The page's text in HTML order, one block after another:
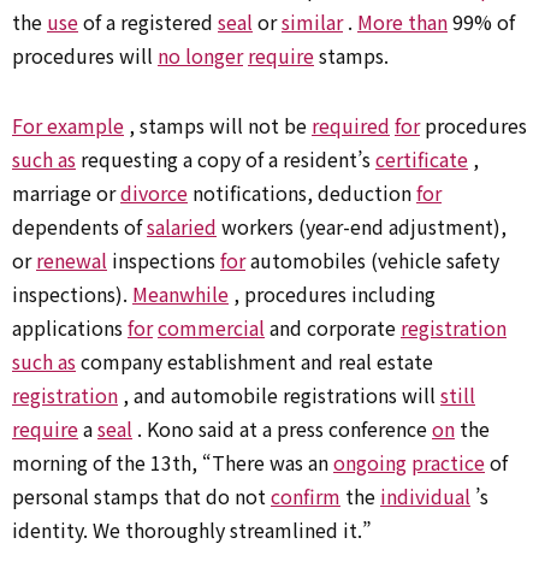
the useof a registered seal orsimilar. More than99% of
procedures will no longer requirestamps.
For example , stamps will not be required forprocedures
such as requesting a copy of a resident’scertificate ,
marriage ordivorce notifications, deductionfor
dependents ofsalaried workers (year-end adjustment),
orrenewal inspectionsforautomobiles (vehicle safety
inspections). Meanwhile , procedures including
applicationsforcommercial and corporate registration
such as company establishment and real estate
registration , and automobile registrations will still
requireaseal . Kono said at a press conferenceon the
morning of the 13th, “There was anongoing practiceof
personal stamps that do notconfirm the individual ’s
identity. We thoroughly streamlined it.”